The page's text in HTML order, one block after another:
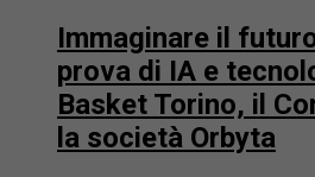
Immaginare il
prova di IA e
Basket Torino, il
la società Orbyta